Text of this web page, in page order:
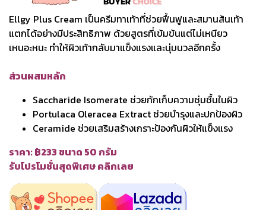
Ellgy Plus Cream เป็นครีมทาเท้าที่ช่วยฟื้นฟูและสมานส้นเท้า
แตกได้อย่างมีประสิทธิภาพ ด้วยสูตรที่เข้มข้นแต่ไม่เหนียว
เหนอะหนะ ทำให้ผิวเท้ากลับมาแข็งแรงและนุ่มนวลอีกครั้ง
ส่วนผสมหลัก
Saccharide Isomerate ช่วยกักเก็บความชุ่มชื้นในผิว
Portulaca Oleracea Extract ช่วยบำรุงและปกป้องผิว
Ceramide ช่วยเสริมสร้างเกราะป้องกันผิวให้แข็งแรง
ราคา: ฿233 ขนาด 50 กรัม
รับโปรโมชั่นสุดพิเศษ คลิกเลย